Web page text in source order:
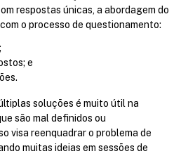
respostas únicas, a abordagem do
o processo de questionamento:
e
soluções é muito útil na
são mal definidos ou
visa reenquadrar o problema de
muitas ideias em sessões de